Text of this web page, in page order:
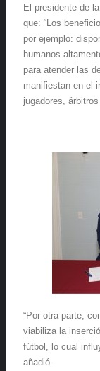
El presidente de
que: “Los
por ejemplo:
humanos
para atender las
manifiestan en el
jugadores,
“Por otra parte,
viabiliza la
fútbol, lo cual
añadió.